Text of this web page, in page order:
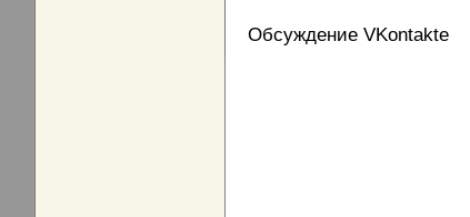
Обсуждение VKontakte